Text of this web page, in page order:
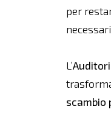
per
L’
scambio